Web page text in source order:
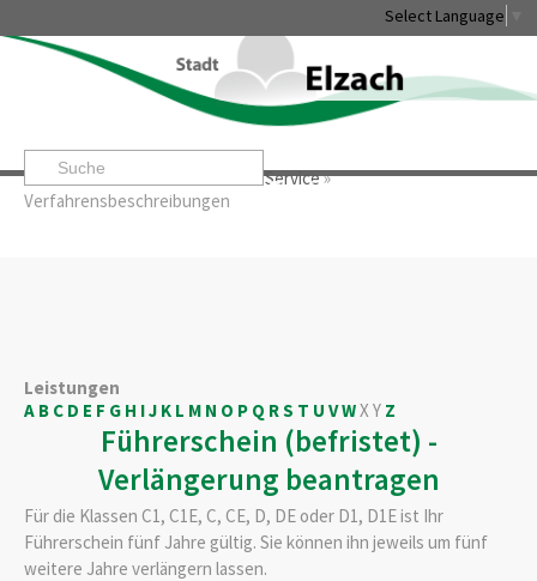
Select Language
Startseite» »Service»
Verfahrensbeschreibungen
Leben & Erleben Rathaus & Service
Leistungen
A B C D E F G H IJ K L M N O P Q RS T U VWXY Z
Führerschein (befristet) -
Verlängerung beantragen
Für die Klassen C1, C1E, C, CE, D, DE oder D1, D1E ist Ihr
Führerschein fünf Jahre gültig. Sie können ihn jeweils um fünf
weitere Jahre verlängern lassen.